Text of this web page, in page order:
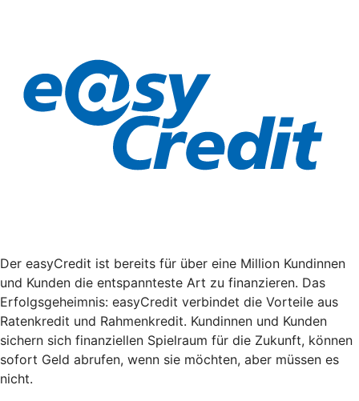
Der easyCredit ist bereits für über eine Million Kundinnen
und Kunden die entspannteste Art zu finanzieren. Das
Erfolgsgeheimnis: easyCredit verbindet die Vorteile aus
Ratenkredit und Rahmenkredit. Kundinnen und Kunden
sichern sich finanziellen Spielraum für die Zukunft, können
sofort Geld abrufen, wenn sie möchten, aber müssen es
nicht.